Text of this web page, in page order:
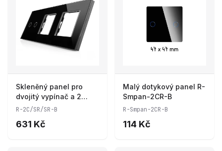
Skleněný panel pro
dvojitý vypínač a 2
zásuvkové moduly
R-2C/SR/SR-B
631 Kč
Malý dotykový panel R-
Smpan-2CR-B
R-Smpan-2CR-B
114 Kč